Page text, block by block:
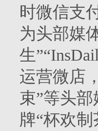
时微信支
为头部媒
生
运营微店
束”等头
牌“杯欢